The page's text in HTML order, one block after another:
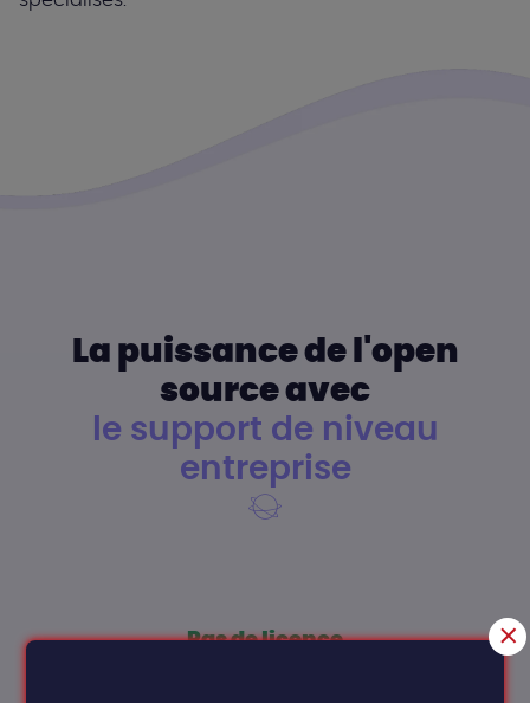
La puissance de l'open
source avec
le support de niveau
entreprise
Pas de licence